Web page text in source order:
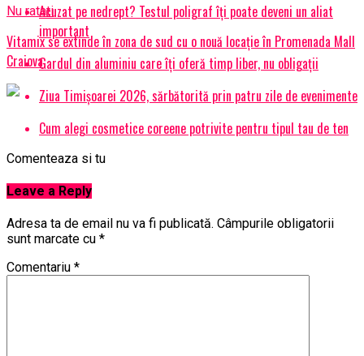
Nu ratati
Vitamix se extinde în zona de sud cu o nouă locație în Promenada Mall
Craiova
Acuzat pe nedrept? Testul poligraf îţi poate deveni un aliat
important
Gardul din aluminiu care îți oferă timp liber, nu obligații
Ziua Timișoarei 2026, sărbătorită prin patru zile de evenimente
Cum alegi cosmetice coreene potrivite pentru tipul tau de ten
Comenteaza si tu
Leave a Reply
Adresa ta de email nu va fi publicată. Câmpurile obligatorii
sunt marcate cu *
Comentariu *